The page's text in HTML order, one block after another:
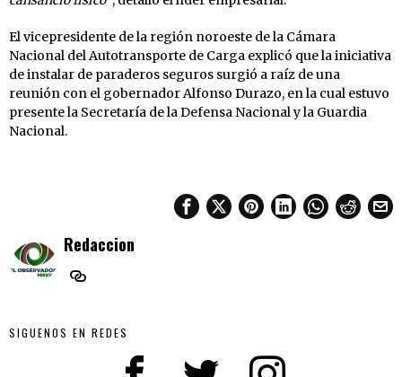
El vicepresidente de la región noroeste de la Cámara
Nacional del Autotransporte de Carga explicó que la iniciativa
de instalar de paraderos seguros surgió a raíz de una
reunión con el gobernador Alfonso Durazo, en la cual estuvo
presente la Secretaría de la Defensa Nacional y la Guardia
Nacional.
Redaccion
SIGUENOS EN REDES